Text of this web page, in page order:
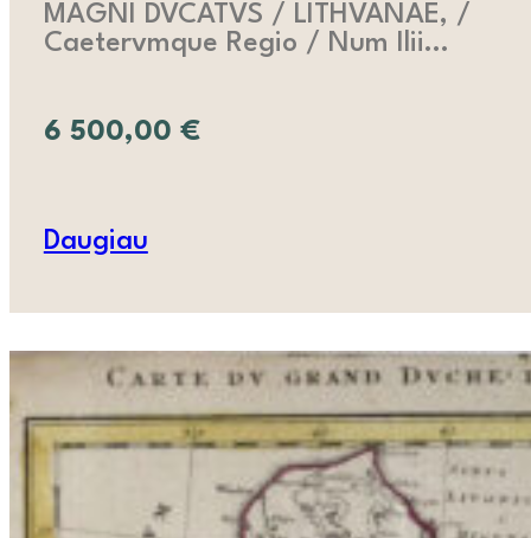
MAGNI DVCATVS / LITHVANAE, /
Caetervmque Regio / Num Ilii…
6 500,00 €
Daugiau